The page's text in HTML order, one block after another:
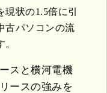
現状の1.5倍に引
古パソコンの流
スと横河電機
ースの強みを